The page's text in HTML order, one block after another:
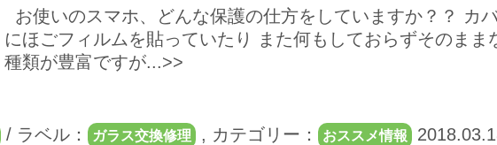
お使いのスマホ、どんな保護の仕方をしていますか？？ カ
にほごフィルムを貼っていたり また何もしておらずそのま
種類が豊富ですが...>>
/ ラベル： ガラス交換修理 , カテゴリー： おススメ情報